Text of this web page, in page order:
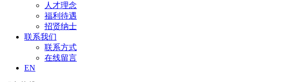
人才理念
福利待遇
招贤纳士
联系我们
联系方式
在线留言
EN